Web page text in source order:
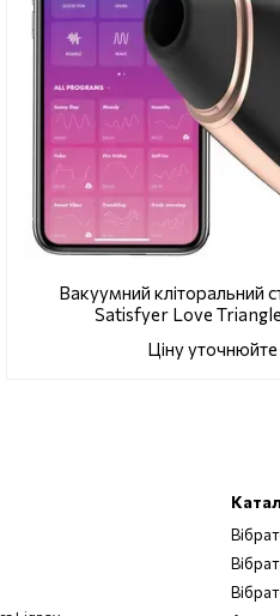
Вакуумний кліторальний
Satisfyer Love
Ціну уточнюйте